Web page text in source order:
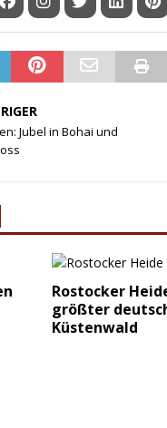
Jubel in Bohai und
Rostocker
größter
Küstenwald